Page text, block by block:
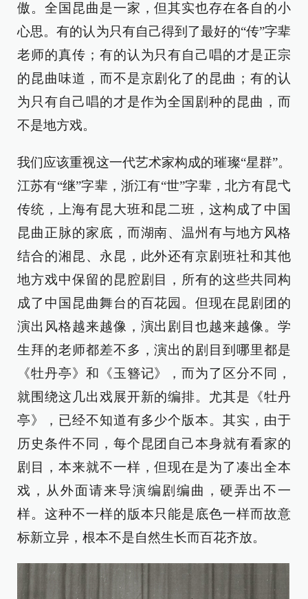
傲。全国昆曲是一家，但其实也存在各自的小
心思。有的认为只有自己得到了最好的“传”字辈
老师的真传；有的认为只有自己唱的才是正宗
的昆曲味道，而不是京剧化了的昆曲；有的认
为只有自己唱的才是作为全国剧种的昆曲，而
不是地方戏。
我们应该重视这一代艺术家构成的璀璨“星群”。
江苏有“继”字辈，浙江有“世”字辈，北方有昆弋
传统，上海有昆大班和昆二班，这构成了中国
昆曲正脉的家底，而湖南、温州有与地方风格
结合的湘昆、永昆，此外还有京剧班社和其他
地方戏中保留的昆腔剧目，所有的这些共同构
成了中国昆曲舞台的百花园。但现在昆剧团的
演出风格越来越像，演出剧目也越来越像。学
生拜的老师都差不多，演出的剧目到哪里都是
《牡丹亭》和《玉簪记》，而为了区分不同，
就围绕这几出戏展开新的编排。尤其是《牡丹
亭》，已经不知道有多少个版本。其实，由于
历史条件不同，每个昆团自己本身就有看家的
剧目，本来就不一样，但现在是为了凑出全本
戏，从外面请来导演编剧编曲，硬弄出不一
样。这种不一样的版本只能是底色一样而故意
标新立异，根本不是自然生长而百花齐放。